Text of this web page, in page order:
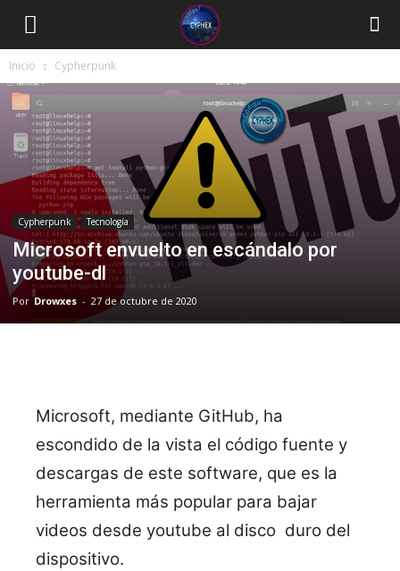
Inicio Cypherpunk
Cypherpunk Tecnología
Microsoft envuelto en escándalo por
youtube-dl
Por Drowxes - 27 de octubre de 2020
Microsoft, mediante GitHub, ha
escondido de la vista el código fuente y
descargas de este software, que es la
herramienta más popular para bajar
videos desde youtube al disco duro del
dispositivo.